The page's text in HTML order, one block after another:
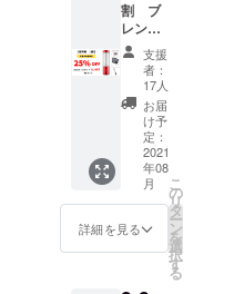
×2 ・カ
ラー：
黒、グ
レー
割 ブ
レン
ダー一
式×１・
ブラシ
１個】
一般販
売予定
価格：
12,540
→9,405
円 ・
BEVVO
ポータ
支援
者：
17人
お届
け予
定：
2021
年08
月
詳細を見る
こ
の
リ
タ
ー
ン
を
選
択
す
る